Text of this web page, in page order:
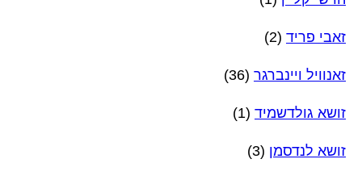
זאבי פריד (2)
זאנוויל ויינברגר (36)
זושא גולדשמיד (1)
זושא לנדסמן (3)